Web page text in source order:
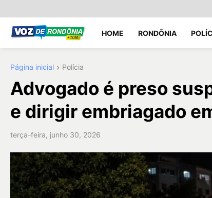
HOME RONDÔNIA
Página inicial Polícia
Advogado é preso
e dirigir embriagado
terça-feira, junho 30, 2026